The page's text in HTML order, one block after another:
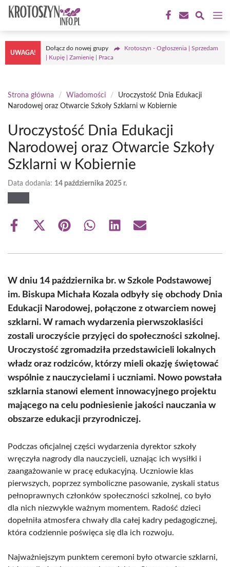
Przejdź
treści
UWAGA!
Dołącz do nowej grupy
Krotoszyn - Ogłoszenia | Sprzedam
| Kupię | Zamienię | Praca
Strona główna / Wiadomości /
Uroczystość Dnia Edukacji
Narodowej oraz Otwarcie Szkoły Szklarni w Kobiernie
Uroczystość Dnia Edukacji
Narodowej oraz Otwarcie Szkoły
Szklarni w Kobiernie
Data dodania: 14 października 2025 r.
Share
Share
(Twitter)
Share Share Share Share
W dniu 14 października br. w Szkole Podstawowej
im. Biskupa Michała Kozala odbyły się obchody Dnia
Edukacji Narodowej, połączone z otwarciem nowej
szklarni. W ramach wydarzenia pierwszoklasiści
zostali uroczyście przyjęci do społeczności szkolnej.
Uroczystość zgromadziła przedstawicieli lokalnych
władz oraz rodziców, którzy mieli okazję świętować
wspólnie z nauczycielami i uczniami. Nowo powstała
szklarnia stanowi element innowacyjnego projektu
mającego na celu podniesienie jakości nauczania w
obszarze edukacji przyrodniczej.
Podczas oficjalnej części wydarzenia dyrektor szkoły
wręczyła nagrody dla nauczycieli, uznając ich wysiłki i
zaangażowanie w pracę edukacyjną. Uczniowie klas
pierwszych, poprzez symboliczne pasowanie, zyskali status
pełnoprawnych członków społeczności szkolnej, co było
dla nich niezwykle ważnym momentem. Radość dzieci
dopełniła atmosfera chwały dla całej kadry pedagogicznej,
która codziennie poświęca się dla ich rozwoju.
Najważniejszym punktem ceremoni było otwarcie szklarni,